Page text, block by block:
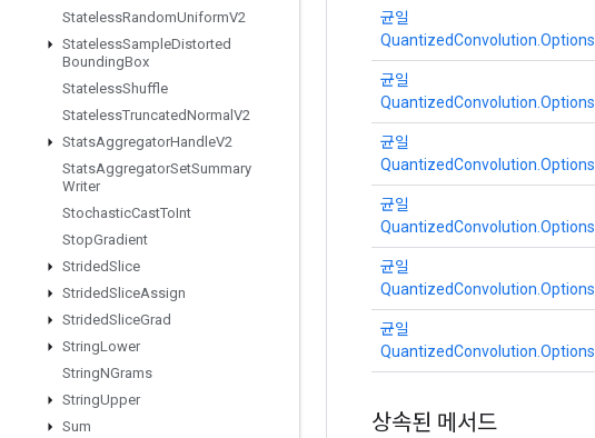
StatelessRandomUniformV2
StatelessSampleDistorted
BoundingBox
StatelessShuffle
StatelessTruncatedNormal V2
StatsAggregatorHandleV2
StatsAggregatorSetSummary
Writer
StochasticCastToInt
StopGradient
StridedSlice
StridedSliceAssign
StridedSliceGrad
StringLower
StringNGrams
StringUpper
Sum
균일
QuantizedConvolution.Options
균일
QuantizedConvolution.Options
균일
QuantizedConvolution.Options
균일
QuantizedConvolution.Options
균일
QuantizedConvolution.Options
균일
QuantizedConvolution.Options
상속된 메서드